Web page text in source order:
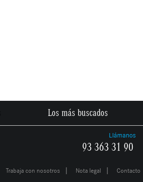
Los más buscados
Llámanos
93 363 31 90
Trabaja con nosotros | Nota legal | Contacto